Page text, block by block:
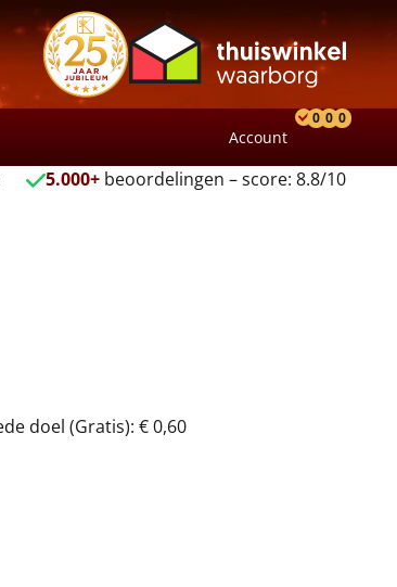
Account
0 0 0
5.000+ beoordelingen – score: 8.8/10
doel (Gratis): € 0,60